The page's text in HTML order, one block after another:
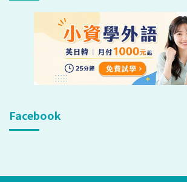
Facebook